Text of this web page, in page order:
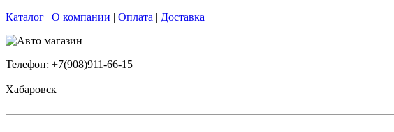
Каталог | О компании | Оплата | Доставка
Телефон: +7(908)911-66-15
Хабаровск